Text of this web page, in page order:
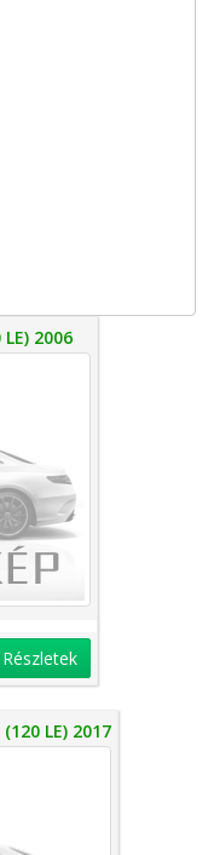
LE) 2006
Részletek
(120 LE) 2017